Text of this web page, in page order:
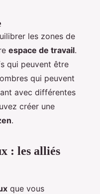
les zones de
espace de travail.
qui peuvent être
qui peuvent
avec différentes
créer une
.
: les alliés
que vous